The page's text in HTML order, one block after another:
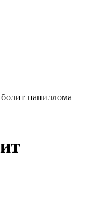
папиллома